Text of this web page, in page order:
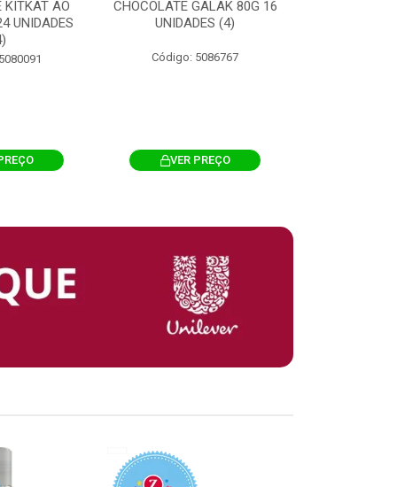
KITKAT AO
UNIDADES
CHOCOLATE GALAK 80G 16
UNIDADES (4)
Código: 5086767
VER PREÇO